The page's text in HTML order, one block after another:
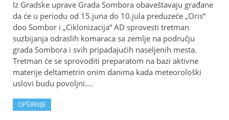
Iz Gradske uprave Grada Sombora obaveštavaju građane
da će u periodu od 15.juna do 10.jula preduzeće „Oris“
doo Sombor i „Ciklonizacija“ AD sprovesti tretman
suzbijanja odraslih komaraca sa zemlje na području
grada Sombora i svih pripadajućih naseljenih mesta.
Tretman će se sprovoditi preparatom na bazi aktivne
materije deltametrin onim danima kada meteorološki
uslovi budu povoljni.…
OPŠIRNIJE